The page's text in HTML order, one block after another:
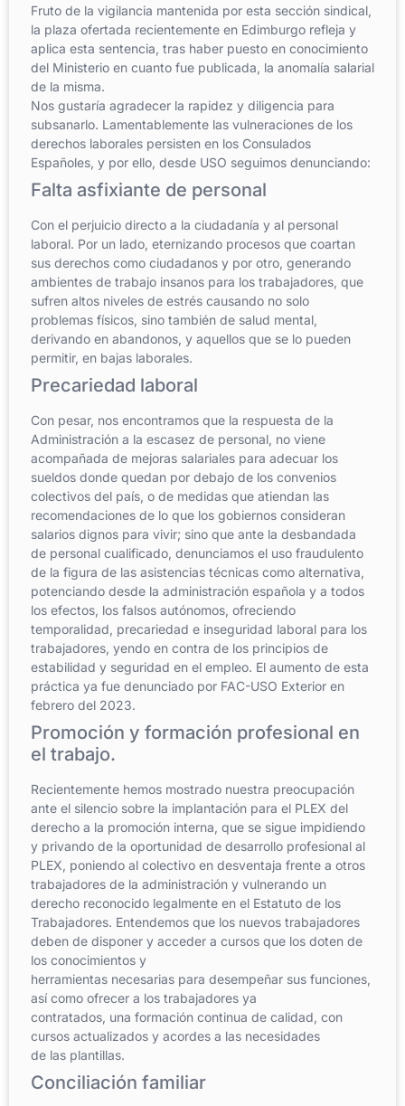
Fruto de la vigilancia mantenida por esta sección sindical,
la plaza ofertada recientemente en Edimburgo refleja y
aplica esta sentencia, tras haber puesto en conocimiento
del Ministerio en cuanto fue publicada, la anomalía salarial
de la misma.
Nos gustaría agradecer la rapidez y diligencia para
subsanarlo. Lamentablemente las vulneraciones de los
derechos laborales persisten en los Consulados
Españoles, y por ello, desde USO seguimos denunciando:
Falta asfixiante de personal
Con el perjuicio directo a la ciudadanía y al personal
laboral. Por un lado, eternizando procesos que coartan
sus derechos como ciudadanos y por otro, generando
ambientes de trabajo insanos para los trabajadores, que
sufren altos niveles de estrés causando no solo
problemas físicos, sino también de salud mental,
derivando en abandonos, y aquellos que se lo pueden
permitir, en bajas laborales.
Precariedad laboral
Con pesar, nos encontramos que la respuesta de la
Administración a la escasez de personal, no viene
acompañada de mejoras salariales para adecuar los
sueldos donde quedan por debajo de los convenios
colectivos del país, o de medidas que atiendan las
recomendaciones de lo que los gobiernos consideran
salarios dignos para vivir; sino que ante la desbandada
de personal cualificado, denunciamos el uso fraudulento
de la figura de las asistencias técnicas como alternativa,
potenciando desde la administración española y a todos
los efectos, los falsos autónomos, ofreciendo
temporalidad, precariedad e inseguridad laboral para los
trabajadores, yendo en contra de los principios de
estabilidad y seguridad en el empleo. El aumento de esta
práctica ya fue denunciado por FAC-USO Exterior en
febrero del 2023.
Promoción y formación profesional en
el trabajo.
Recientemente hemos mostrado nuestra preocupación
ante el silencio sobre la implantación para el PLEX del
derecho a la promoción interna, que se sigue impidiendo
y privando de la oportunidad de desarrollo profesional al
PLEX, poniendo al colectivo en desventaja frente a otros
trabajadores de la administración y vulnerando un
derecho reconocido legalmente en el Estatuto de los
Trabajadores. Entendemos que los nuevos trabajadores
deben de disponer y acceder a cursos que los doten de
los conocimientos y
herramientas necesarias para desempeñar sus funciones,
así como ofrecer a los trabajadores ya
contratados, una formación continua de calidad, con
cursos actualizados y acordes a las necesidades
de las plantillas.
Conciliación familiar